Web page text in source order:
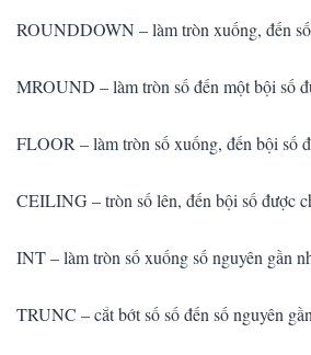
ROUNDDOWN – làm tròn xuống, đến
MROUND – làm tròn số đến một bội số
FLOOR – làm tròn số xuống, đến bội số
CEILING – tròn số lên, đến bội số được
INT – làm tròn số xuống số nguyên gần
TRUNC – cắt bớt số số đến số nguyên